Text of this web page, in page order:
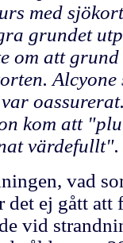
med
grundet
om att
Alcyone
kom att
värdefullt".
vad
det ej gått att
vid